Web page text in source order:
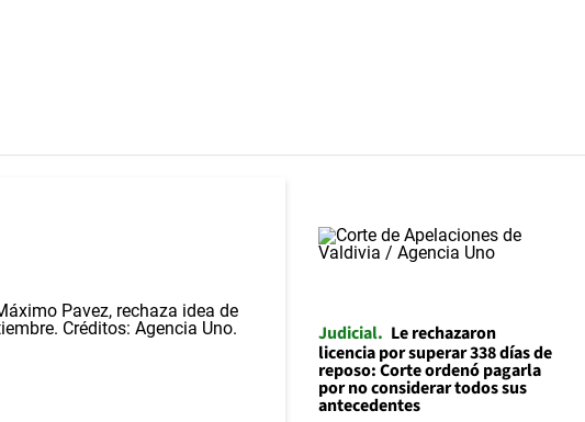
Judicial
Le rechazaron
licencia por superar 338 días de
reposo: Corte ordenó pagarla
por no considerar todos sus
antecedentes